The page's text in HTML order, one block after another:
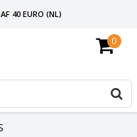
40 EURO (NL)
0